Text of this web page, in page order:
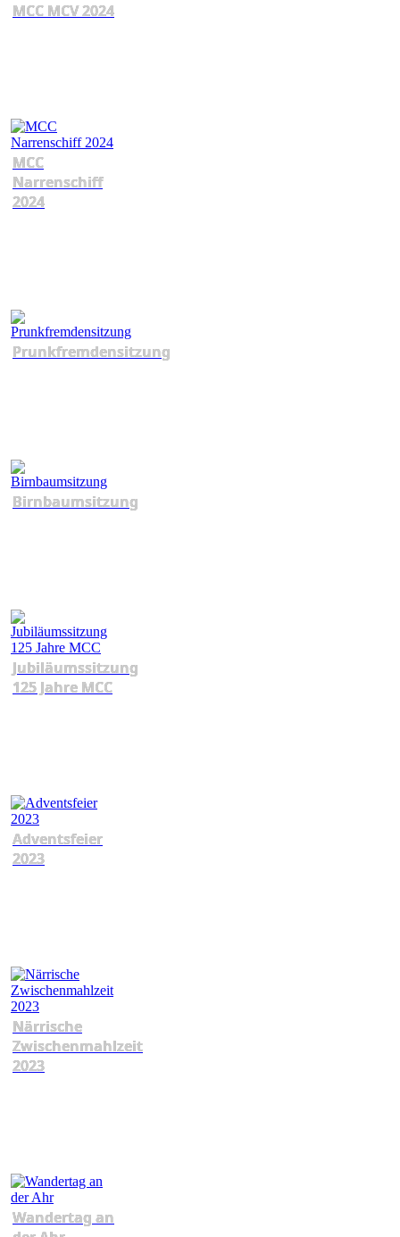
MCC MCV 2024
MCC
Narrenschiff
2024
Prunkfremdensitzung
Birnbaumsitzung
Jubiläumssitzung
125 Jahre MCC
Adventsfeier
2023
Närrische
Zwischenmahlzeit
2023
Wandertag an